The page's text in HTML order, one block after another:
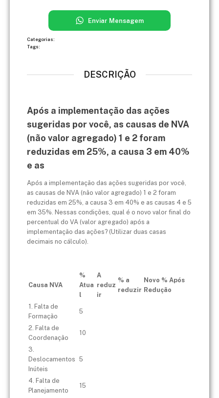
Enviar Mensagem
Categorias:
Tags:
DESCRIÇÃO
Após a implementação das ações
sugeridas por você, as causas de NVA
(não valor agregado) 1 e 2 foram
reduzidas em 25%, a causa 3 em 40%
e as
Após a implementação das ações sugeridas por você,
as causas de NVA (não valor agregado) 1 e 2 foram
reduzidas em 25%, a causa 3 em 40% e as causas 4 e 5
em 35%. Nessas condições, qual é o novo valor final do
percentual do VA (valor agregado) após a
implementação das ações? (Utilizar duas casas
decimais no cálculo).
Causa NVA
%
Atua
l
A
reduz
ir
% a
reduzir
Novo % Após
Redução
1. Falta de
Formação
5
2. Falta de
Coordenação
10
3.
Deslocamentos
Inúteis
5
4. Falta de
Planejamento
15